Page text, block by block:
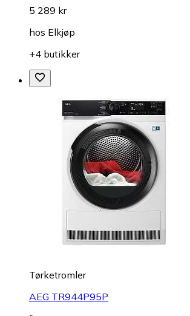
5 289 kr
hos Elkjøp
+4 butikker
Tørketromler
AEG TR944P95P